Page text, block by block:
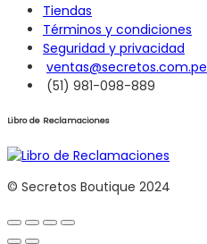
Tiendas
Términos y condiciones
Seguridad y privacidad
ventas@secretos.com.pe
(51) 981-098-889
Libro de Reclamaciones
© Secretos Boutique 2024